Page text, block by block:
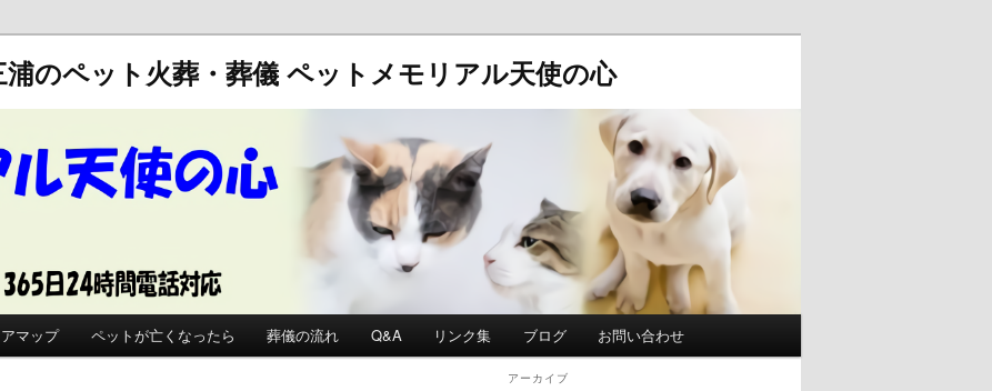
のペット火葬・葬儀 ペットメモリアル天使の心
マップ ペットが亡くなったら 葬儀の流れ Q&A リンク集 ブログ お問い合わせ
アーカイブ